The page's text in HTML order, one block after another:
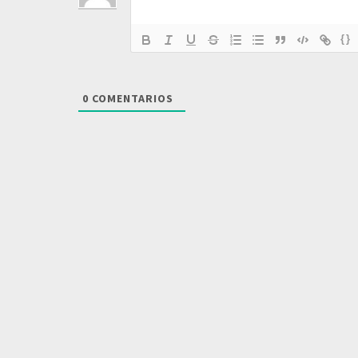
{}
0 COMENTARIOS